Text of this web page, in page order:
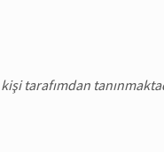
tarafımdan